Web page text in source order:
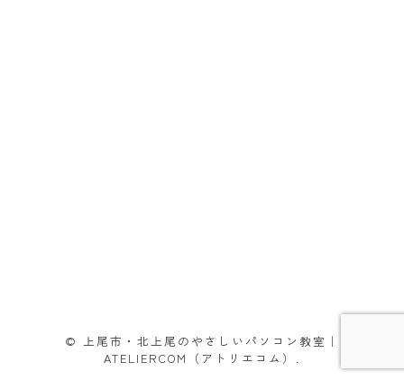
© 上尾市・北上尾のやさしいパソコン教室｜
ATELIERCOM（アトリエコム）.